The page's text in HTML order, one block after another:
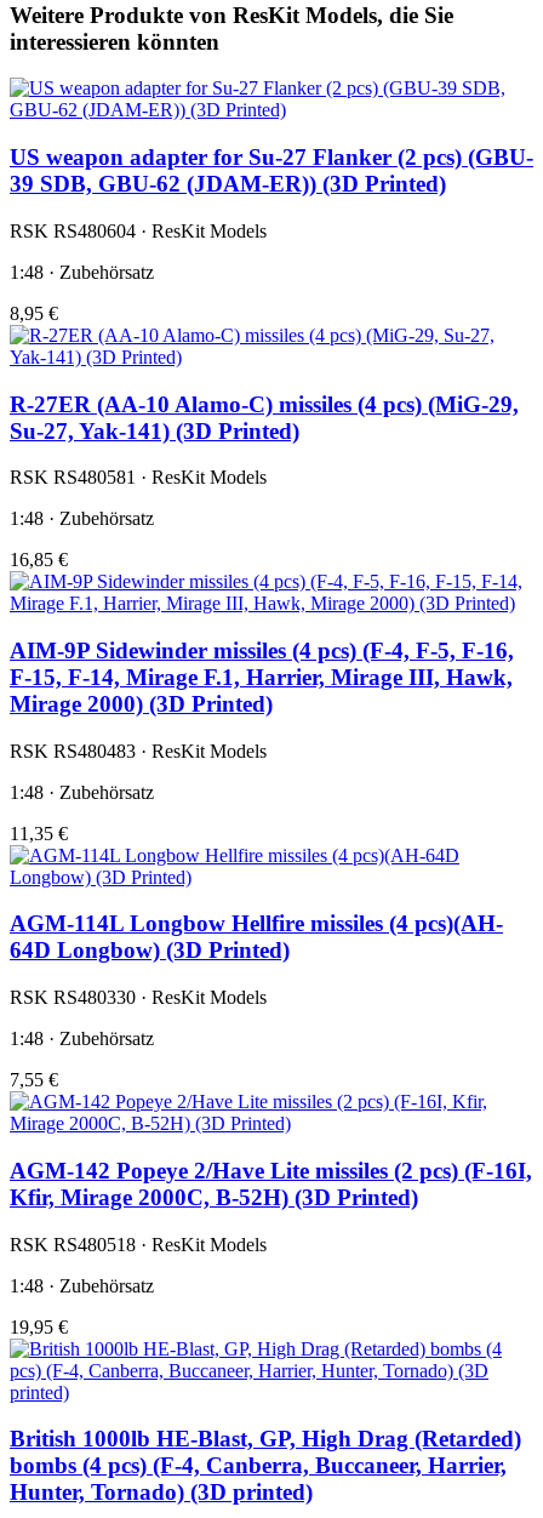
Weitere Produkte von ResKit Models, die Sie
interessieren könnten
US weapon adapter for Su-27 Flanker (2 pcs) (GBU-
39 SDB, GBU-62 (JDAM-ER)) (3D Printed)
RSK RS480604 · ResKit Models
1:48 · Zubehörsatz
8,95 €
R-27ER (AA-10 Alamo-C) missiles (4 pcs) (MiG-29,
Su-27, Yak-141) (3D Printed)
RSK RS480581 · ResKit Models
1:48 · Zubehörsatz
16,85 €
AIM-9P Sidewinder missiles (4 pcs) (F-4, F-5, F-16,
F-15, F-14, Mirage F.1, Harrier, Mirage III, Hawk,
Mirage 2000) (3D Printed)
RSK RS480483 · ResKit Models
1:48 · Zubehörsatz
11,35 €
AGM-114L Longbow Hellfire missiles (4 pcs)(AH-
64D Longbow) (3D Printed)
RSK RS480330 · ResKit Models
1:48 · Zubehörsatz
7,55 €
AGM-142 Popeye 2/Have Lite missiles (2 pcs) (F-16I,
Kfir, Mirage 2000C, B-52H) (3D Printed)
RSK RS480518 · ResKit Models
1:48 · Zubehörsatz
19,95 €
British 1000lb HE-Blast, GP, High Drag (Retarded)
bombs (4 pcs) (F-4, Canberra, Buccaneer, Harrier,
Hunter, Tornado) (3D printed)